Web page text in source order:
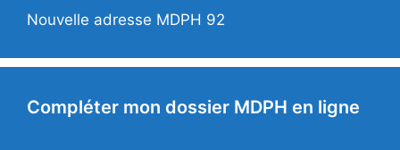
Nouvelle adresse MDPH 92
Compléter mon dossier MDPH en ligne